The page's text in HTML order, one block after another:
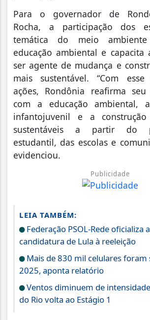
Para o governador de
Rocha, a participação dos
temática do meio
educação ambiental e capacita
ser agente de mudança e
mais sustentável. “Com
ações, Rondônia reafirma seu
com a educação ambiental,
infantojuvenil e a
sustentáveis a partir do
estudantil, das escolas e
evidenciou.
Publicidade
LEIA TAMBÉM:
Federação PSOL-Rede oficializa
candidatura de Lula à reeleição
Mais de 830 mil celulares foram
2025, aponta relatório
Ventos diminuem de
do Rio volta ao Estágio 1